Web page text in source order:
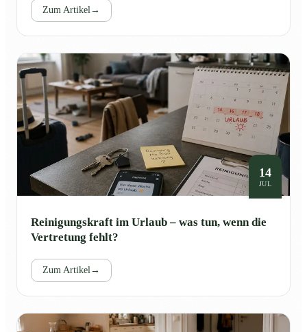
Zum Artikel→
14
JUL
Reinigungskraft im Urlaub – was tun, wenn die
Vertretung fehlt?
Zum Artikel→